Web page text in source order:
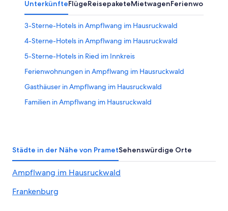
Aug.
Aug.
Aug.
UnterkünfteFlügeReisepaketeMietwagen
3-Sterne-Hotels in Ampflwang im Hausruckwald
4-Sterne-Hotels in Ampflwang im Hausruckwald
5-Sterne-Hotels in Ried im Innkreis
Ferienwohnungen in Ampflwang im Hausruckwald
Gasthäuser in Ampflwang im Hausruckwald
Familien in Ampflwang im Hausruckwald
Pensionen in Ampflwang im Hausruckwald
Städte in der Nähe von PrametSehenswürdige Orte
Ampflwang im Hausruckwald
Frankenburg